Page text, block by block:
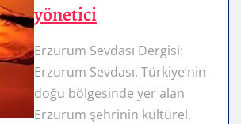
yönetici
Erzurum Sevdası Dergisi:
Erzurum Sevdası, Türkiye’nin
doğu bölgesinde yer alan
Erzurum şehrinin kültürel,